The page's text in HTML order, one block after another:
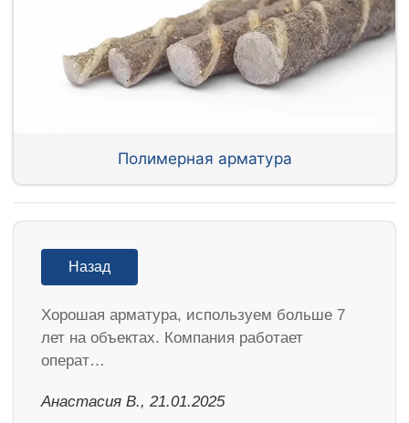
Полимерная арматура
Назад
Хорошая арматура, используем больше 7
лет на объектах. Компания работает
операт…
Анастасия В., 21.01.2025